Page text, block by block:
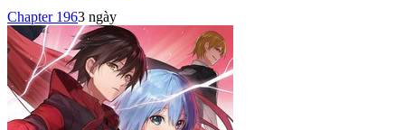
Chapter 1963 ngày